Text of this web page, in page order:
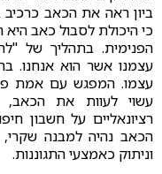
ביון ראה את הכאב כרכיב
כי היכולת לסבול כאב היא
הפנימית. בתהליך של
עצמנו אשר הוא אנחנו.
עצמו. המפגש עם אמת
עשוי לעוות את
רציונאליים על חשבון
הכאב נהיה למבנה
וניתוק כאמצעי התגוננות.